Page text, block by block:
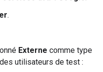
.
Externe comme type
utilisateurs de test :